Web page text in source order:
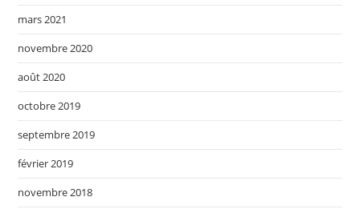
mars 2021
novembre 2020
août 2020
octobre 2019
septembre 2019
février 2019
novembre 2018